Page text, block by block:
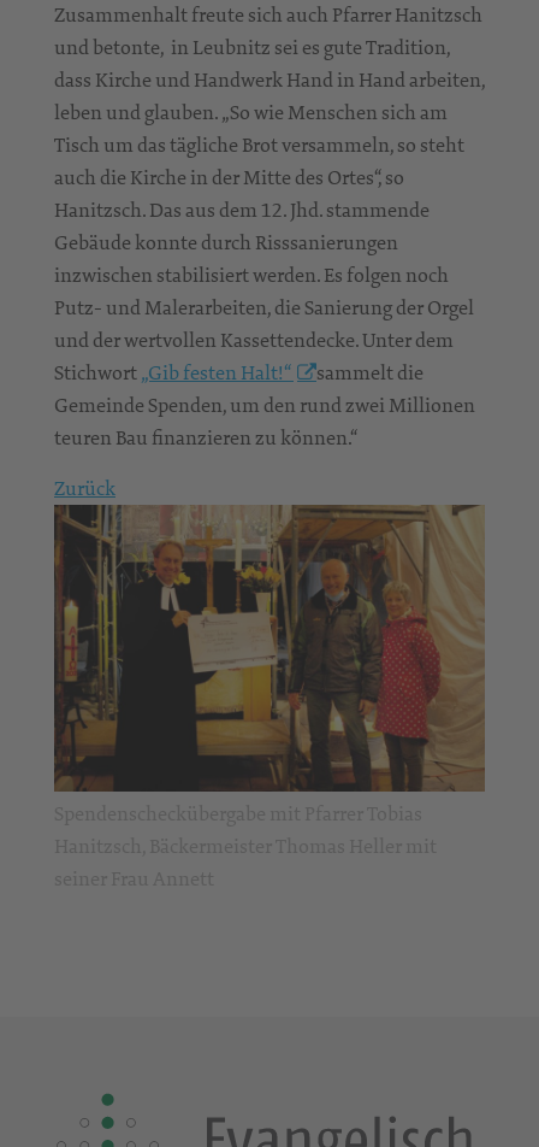
Zusammenhalt freute sich auch Pfarrer Hanitzsch
und betonte, in Leubnitz sei es gute Tradition,
dass Kirche und Handwerk Hand in Hand arbeiten,
leben und glauben. „So wie Menschen sich am
Tisch um das tägliche Brot versammeln, so steht
auch die Kirche in der Mitte des Ortes“, so
Hanitzsch. Das aus dem 12. Jhd. stammende
Gebäude konnte durch Risssanierungen
inzwischen stabilisiert werden. Es folgen noch
Putz- und Malerarbeiten, die Sanierung der Orgel
und der wertvollen Kassettendecke. Unter dem
Stichwort„Gib festen Halt!“
sammelt die
Gemeinde Spenden, um den rund zwei Millionen
teuren Bau finanzieren zu können.“
Zurück